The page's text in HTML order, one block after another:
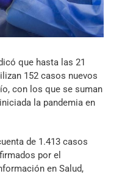
que hasta las 21
152 casos nuevos
con los que se suman
la pandemia en
de 1.413 casos
por el
en Salud,